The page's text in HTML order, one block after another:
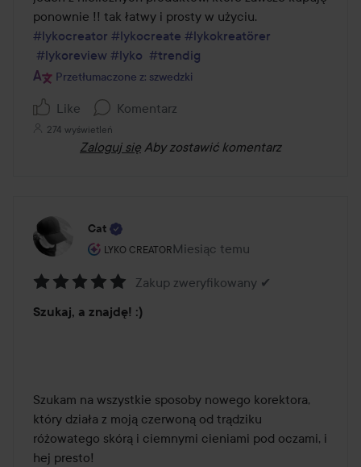
5
#lykocreator #lykocreate #lykokreatörer
#lykoreview #lyko #trendig
Przetłumaczone z: szwedzki
Like Komentarz
274 wyświetleń
Zaloguj się Aby zostawić komentarz
Cat
LYKO CREATOR
Rola użytkownika: Lyko Creator.
Miesiąc temu
Post został utworzony Miesiąc
5
Zakup zweryfikowany ✔
Szukaj, a znajdę! :)
Szukam na wszystkie sposoby nowego korektora,
który działa z moją czerwoną od trądziku
różowatego skórą i ciemnymi cieniami pod oczami, i
hej presto!